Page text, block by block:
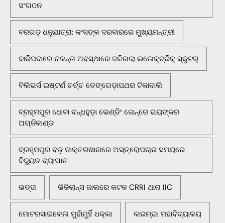
ସଂଗଠନ
ବରଗଡ଼ ଧନୁଯାତ୍ରା: କଂସଙ୍କ ଦରବାରରେ ମୁଖ୍ୟମନ୍ତ୍ରୀ
ବାରିପଦାରେ ଚଳନ୍ତା ଅବସ୍ଥାରେ ଜଳିଗଲା ଇଲେକ୍ଟ୍ରିକ୍ ସ୍କୁଟର୍
ବିଲିଭର୍ସ ଇଷ୍ଟର୍ଣ ଚର୍ଚ୍ଚ ତେଙ୍ଗେଡ଼ାପଥର ଟିକାବାଲି
ବ୍ରହ୍ମପୁର ଧୋବା ବନ୍ଧହୁଡ଼ା ଭେଣ୍ଡିଂ ଜୋନ୍‌ରେ ଭୟଙ୍କର
ଅଗ୍ନିକାଣ୍ଡ
ବ୍ରହ୍ମପୁର ବଡ଼ ଡାକ୍ତରଖାନାରେ ଅସ୍ତ୍ରୋପଚାର ସମୟରେ
ବିଦ୍ୟୁତ ବ୍ୟାଘାତ
ଭତ୍ତା ଭିଜିଲାନ୍ସ ଜାଲରେ କଟକ CRRI ଥାନା IIC
ମୋଟରସାଇକେଲ ମୁହାଁମୁହିଁ ଧକ୍କା ଲରମ୍ଭା ମହାବିଦ୍ୟାଳୟ